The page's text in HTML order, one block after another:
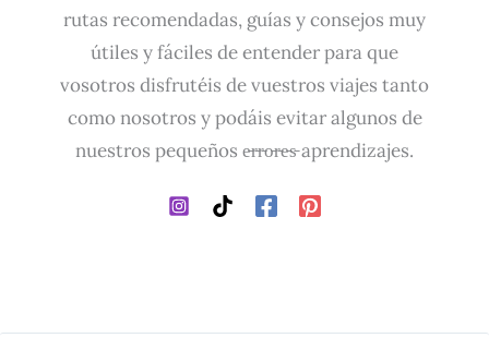
rutas recomendadas, guías y consejos muy
útiles y fáciles de entender para que
vosotros disfrutéis de vuestros viajes tanto
como nosotros y podáis evitar algunos de
nuestros pequeños e̵r̵r̵o̵r̵e̵s̵ aprendizajes.